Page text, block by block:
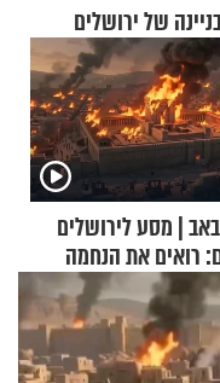
של ירושלים
| מסע לירושלים
רואים את הנחמה